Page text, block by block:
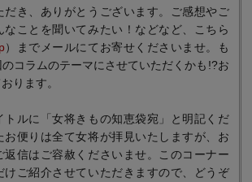
だき、ありがとうございます。ご感想やご
なことを聞いてみたい！などなど、こちら
）までメールにてお寄せくださいませ。も
コラムのテーマにさせていただくかも!?お
ります。
ルに「女将きもの知恵袋宛」と明記くだ
お便りは全て女将が拝見いたしますが、お
返信はご容赦くださいませ。このコーナー
けご紹介させていただきますので、どうぞ